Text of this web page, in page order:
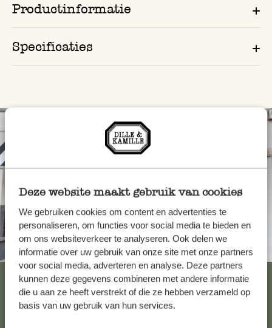
Deze website maakt gebruik van cookies
We gebruiken cookies om content en advertenties te
personaliseren, om functies voor social media te bieden en
om ons websiteverkeer te analyseren. Ook delen we
informatie over uw gebruik van onze site met onze partners
voor social media, adverteren en analyse. Deze partners
kunnen deze gegevens combineren met andere informatie
die u aan ze heeft verstrekt of die ze hebben verzameld op
basis van uw gebruik van hun services.
Productinformatie
Specificaties
Altijd in de buurt
Bekijk alle 62 winkels